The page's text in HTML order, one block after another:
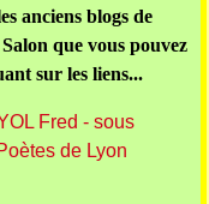
anciens blogs de
que vous pouvez
sur les liens...
Fred - sous
de Lyon